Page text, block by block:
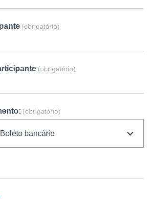
(obrigatório)
(obrigatório)
(obrigatório)
bancário